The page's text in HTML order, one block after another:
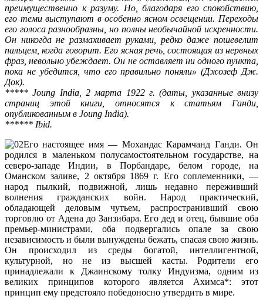
преимущественно к разуму. Но, благодаря его спокойствию,
его теми выступают в особенно ясном освещении. Переходы
его голоса разнообразны, но полны необычайной искренности.
Он никогда не размахивает руками, редко даже пошевелит
пальцем, когда говорит. Его ясная речь, состоящая из нервных
фраз, невольно убеждает. Он не оставляет ни одного пункта,
пока не убедится, что его правильно поняли» (Джозеф Дж.
Док).
***** Joung India, 2 марта 1922 г. (даты, указанные внизу
страниц этой книги, относятся к статьям Ганди,
опубликованным в Joung India).
****** Ibid.
Его настоящее имя — Мохандас Карамчанд Ганди. Он
родился в маленьком полусамостоятельном государстве, на
северо-западе Индии, в Порбандаре, белом городе, на
Оманском заливе, 2 октября 1869 г. Его соплеменники, —
народ пылкий, подвижной, лишь недавно переживший
волнения гражданских войн. Народ практический,
обладающей деловым чутьем, распространивший свою
торговлю от Адена до Занзибара. Его дед и отец, бывшие оба
премьер-министрами, оба подвергались опале за свою
независимость и были вынуждены бежать, спасая свою жизнь.
Он происходил из среды богатой, интеллигентной,
культурной, но не из высшей касты. Родители его
принадлежали к Джаинскому толку Индуизма, одним из
великих принципов которого является Ахимса*: этот
принцип ему предстояло побе­доносно утвердить в мире.